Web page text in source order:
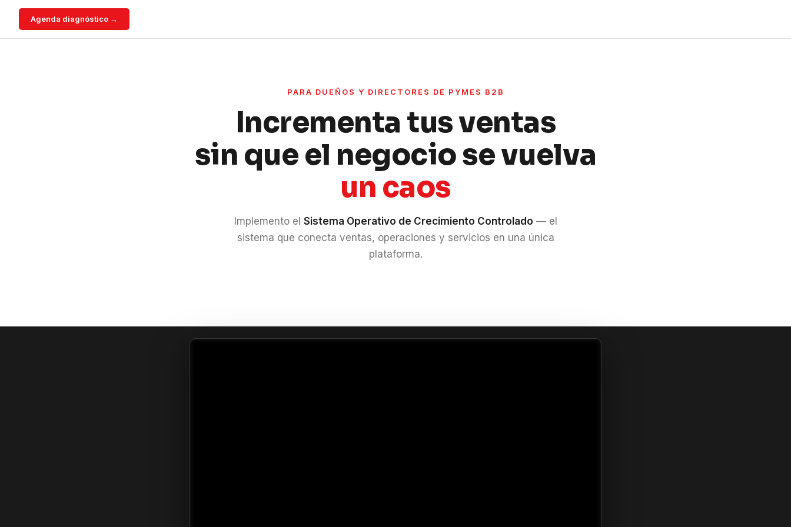
Agenda diagnóstico →
PARA DUEÑOS Y DIRECTORES DE PYMES B2B
Incrementa tus ventas
sin que el negocio se vuelva
un caos
Implemento el Sistema Operativo de Crecimiento Controlado — el
sistema que conecta ventas, operaciones y servicios en una única
plataforma.